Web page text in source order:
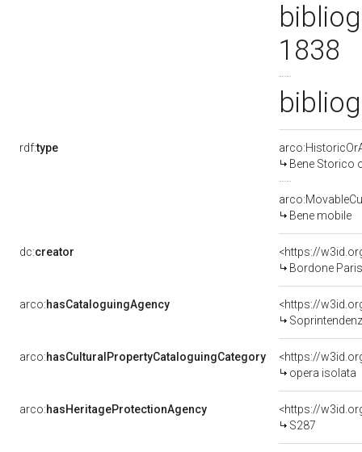
1838
rdf:type
Bene Storico
Bene mobile
dc:creator
<https://
Bordone
arco:hasCataloguingAgency
<https://
Soprintendenza per i
arco:hasCulturalPropertyCataloguingCategory
<https://
opera isolata
arco:hasHeritageProtectionAgency
<https://
S287